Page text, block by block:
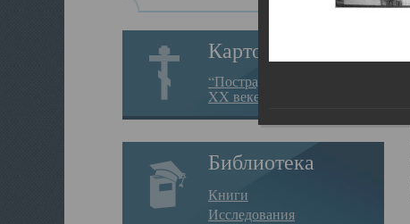
Картотека
“Пострадавшие за веру в
XX веке на Севере”
Библиотека
Книги
Исследования